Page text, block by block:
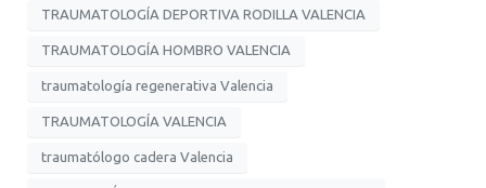
TRAUMATOLOGÍA DEPORTIVA RODILLA VALENCIA
TRAUMATOLOGÍA HOMBRO VALENCIA
traumatología regenerativa Valencia
TRAUMATOLOGÍA VALENCIA
traumatólogo cadera Valencia